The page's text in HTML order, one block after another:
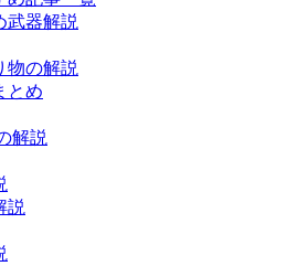
武器解説
物の解説
とめ
解説
説